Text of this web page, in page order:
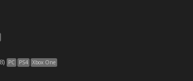
PC PS4 Xbox One